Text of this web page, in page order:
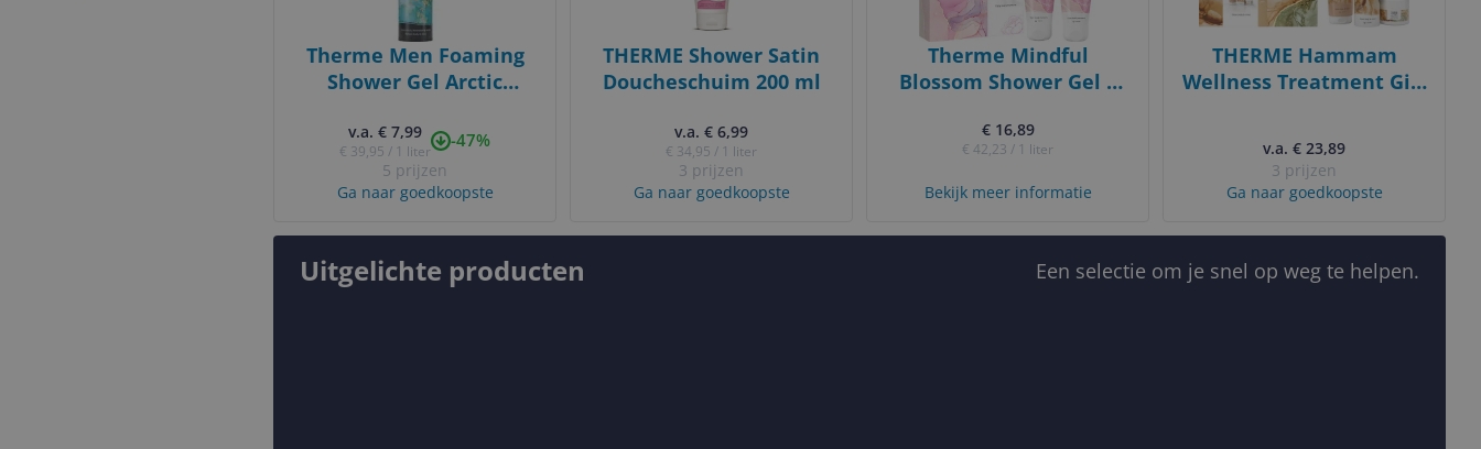
Therme Men Foaming
Shower Gel Arctic
v.a. € 7,99
€ 39,95 / 1 liter
-47%
5 prijzen
Ga naar goedkoopste
THERME Shower Satin
Doucheschuim 200 ml
v.a. € 6,99
€ 34,95 / 1 liter
3 prijzen
Ga naar goedkoopste
Therme Mindful
Blossom Shower Gel +
Geschenkset 400 ml
€ 16,89
€ 42,23 / 1 liter
Bekijk meer informatie
THERME Hammam
Wellness Treatment Gift
Gel
v.a. € 23,89
3 prijzen
Ga naar goedkoopste
Uitgelichte producten Een selectie om je snel op weg te helpen.